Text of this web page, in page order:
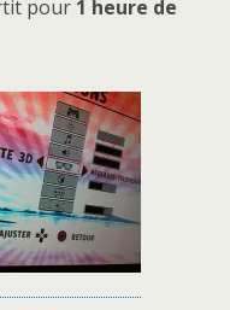
pour 1 heure de